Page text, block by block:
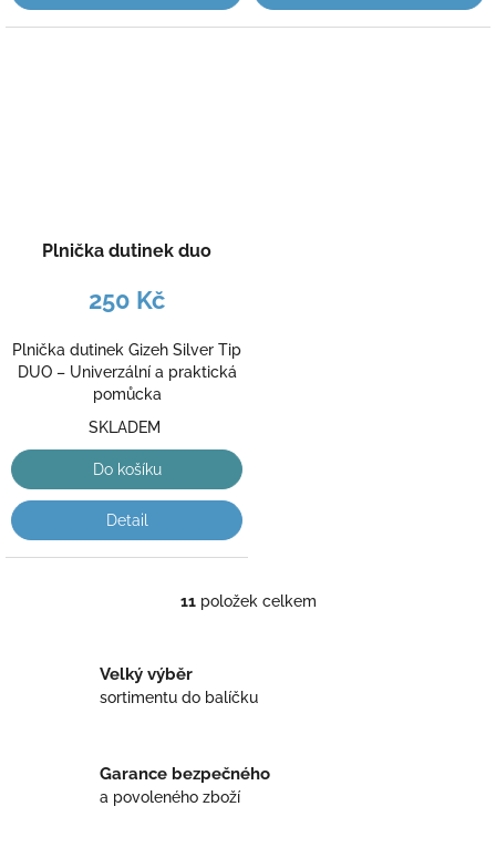
Plnička dutinek duo
250 Kč
Plnička dutinek Gizeh Silver Tip
DUO – Univerzální a praktická
pomůcka
SKLADEM
Do košíku
Detail
O
d
p
11položek celkem
Velký výběr
sortimentu do balíčku
Garance bezpečného
a povoleného zboží